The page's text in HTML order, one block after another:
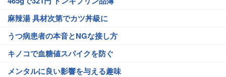
麻辣湯 具材次第でカツ丼級に
うつ病患者の本音とNGな接し方
キノコで血糖値スパイクを防ぐ
メンタルに良い影響を与える趣味